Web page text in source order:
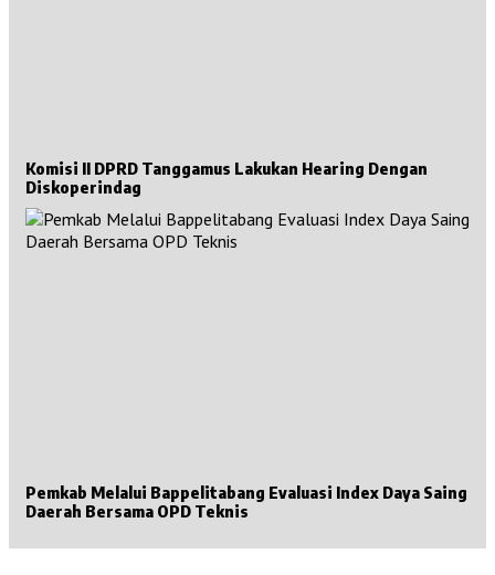
Komisi II DPRD Tanggamus Lakukan Hearing Dengan
Diskoperindag
Pemkab Melalui Bappelitabang Evaluasi Index Daya Saing
Daerah Bersama OPD Teknis